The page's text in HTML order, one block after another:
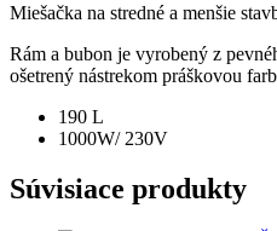
Miešačka na stredné a menšie
Rám a bubon je vyrobený z
ošetrený nástrekom práškovou
190 L
1000W/ 230V
Súvisiace produkty